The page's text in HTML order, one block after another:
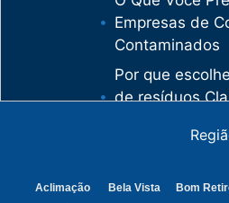
Empresas de
Contaminados
Por que
de resíduos
Como uma
de crimes
Aclimação Bela Vista Bom